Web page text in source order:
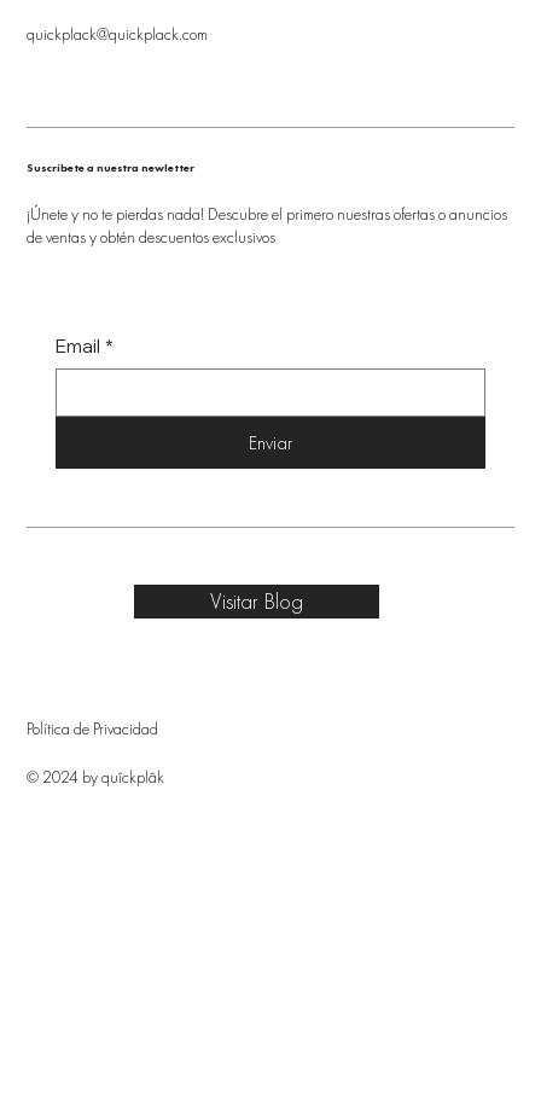
quickplack@quickplack.com
Suscríbete a nuestra newletter
¡Únete y no te pierdas nada! Descubre el primero nuestras ofertas o anuncios
de ventas y obtén descuentos exclusivos
Email *
Enviar
Política de Privacidad
© 2024 by quîckplâk
Visitar Blog